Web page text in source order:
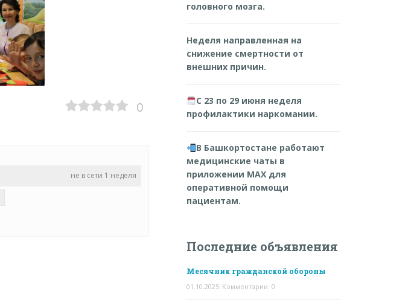
0
не в сети 1 неделя
головного мозга.
Неделя направленная на
снижение смертности от
внешних причин.
С 23 по 29 июня неделя
профилактики наркомании.
В Башкортостане работают
медицинские чаты в
приложении MAX для
оперативной помощи
пациентам.
Последние объявления
Месячник гражданской обороны
01.10.2025 Комментарии: 0